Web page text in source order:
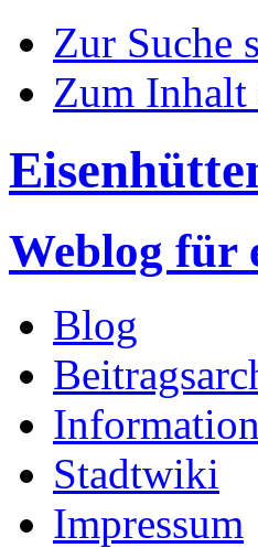
Zur Suche
Zum Inhalt
Weblog für
Blog
Stadtwiki
Impressum